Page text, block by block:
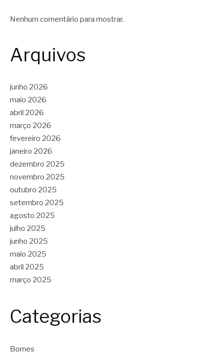
Nenhum comentário para mostrar.
Arquivos
junho 2026
maio 2026
abril 2026
março 2026
fevereiro 2026
janeiro 2026
dezembro 2025
novembro 2025
outubro 2025
setembro 2025
agosto 2025
julho 2025
junho 2025
maio 2025
abril 2025
março 2025
Categorias
Bornes